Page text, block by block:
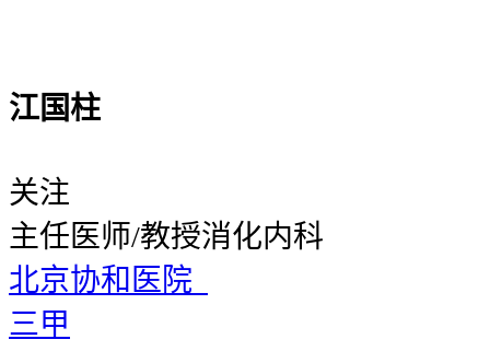
江国柱
关注
主任医师/教授消化内科
北京协和医院
三甲